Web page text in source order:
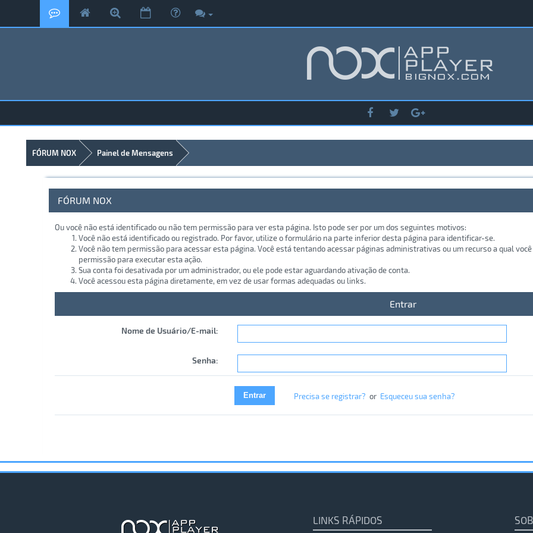
FÓRUM NOX Painel de Mensagens
FÓRUM NOX
Ou você não está identificado ou não tem permissão para ver esta página. Isto pode ser por um dos seguintes motivos:
Você não está identificado ou registrado. Por favor, utilize o formulário na parte inferior desta página para identificar-se.
Você não tem permissão para acessar esta página. Você está tentando acessar páginas administrativas ou um recurso a qual
permissão para executar esta ação.
Sua conta foi desativada por um administrador, ou ele pode estar aguardando ativação de conta.
Você acessou esta página diretamente, em vez de usar formas adequadas ou links.
Entrar
Nome de Usuário/E-mail:
Senha:
Precisa se registrar? or Esqueceu sua senha?
LINKS RÁPIDOS